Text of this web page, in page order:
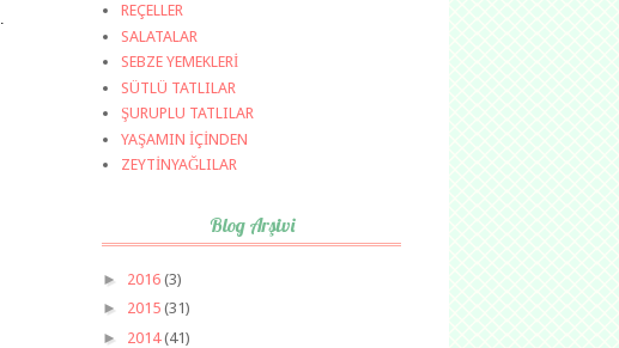
REÇELLER
SALATALAR
SEBZE YEMEKLERİ
SÜTLÜ TATLILAR
ŞURUPLU TATLILAR
YAŞAMIN İÇİNDEN
ZEYTİNYAĞLILAR
Blog Arşivi
► 2016 (3)
► 2015 (31)
► 2014(41)